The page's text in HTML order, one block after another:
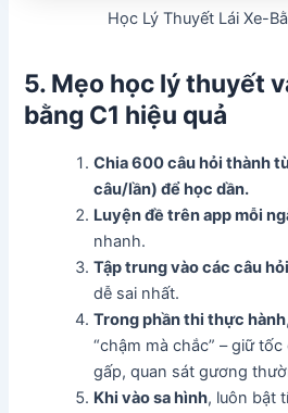
Học Lý Thuyết Lái Xe-
5. Mẹo học lý thuyết
bằng C1 hiệu quả
Chia 600 câu hỏi thành
câu/lần) để học dần.
Luyện đề trên app mỗi
nhanh.
Tập trung vào các câu
dễ sai nhất.
Trong phần thi thực hành
“chậm mà chắc” – giữ
gấp, quan sát gương
Khi vào sa hình, luôn bật